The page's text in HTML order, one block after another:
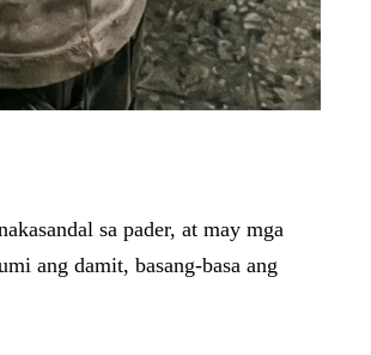
sa pader, at may mga
ang damit, basang-basa ang